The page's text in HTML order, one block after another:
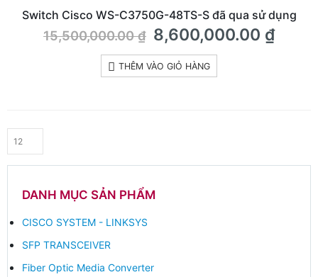
Switch Cisco WS-C3750G-48TS-S đã qua sử dụng
15,500,000.00₫ Giá
gốc
là:
15,500,000.00 ₫.
8,600,000.00 ₫Giá
hiện
THÊM VÀO GIỎ HÀNG
DANH MỤC SẢN PHẨM
CISCO SYSTEM - LINKSYS
SFP TRANSCEIVER
Fiber Optic Media Converter